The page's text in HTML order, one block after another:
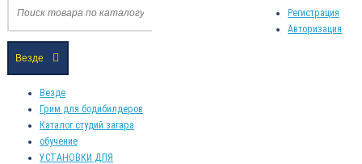
Регистрация
Авторизация
Везде
Везде
Грим для бодибилдеров
Каталог студий загара
обучение
УСТАНОВКИ ДЛЯ